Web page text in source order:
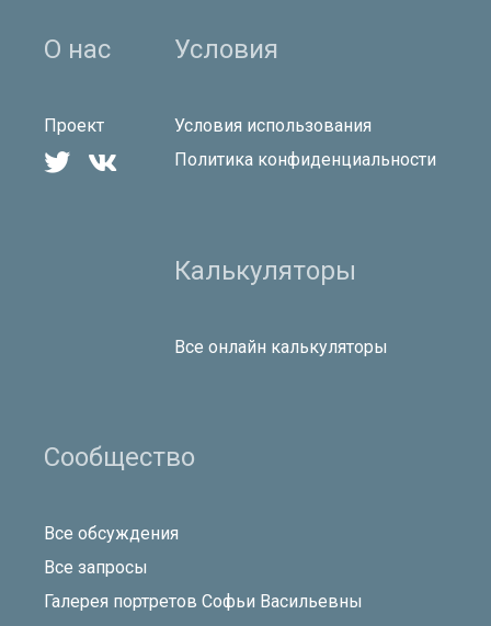
О нас
Проект
 
Условия
Условия использования
Политика конфиденциальности
Калькуляторы
Все онлайн калькуляторы
Сообщество
Все обсуждения
Все запросы
Галерея портретов Софьи Васильевны